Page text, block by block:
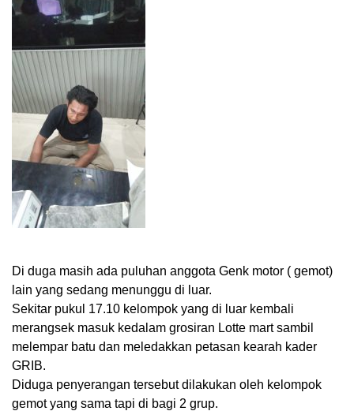
Di duga masih ada puluhan anggota Genk motor ( gemot)
lain yang sedang menunggu di luar.
Sekitar pukul 17.10 kelompok yang di luar kembali
merangsek masuk kedalam grosiran Lotte mart sambil
melempar batu dan meledakkan petasan kearah kader
GRIB.
Diduga penyerangan tersebut dilakukan oleh kelompok
gemot yang sama tapi di bagi 2 grup.